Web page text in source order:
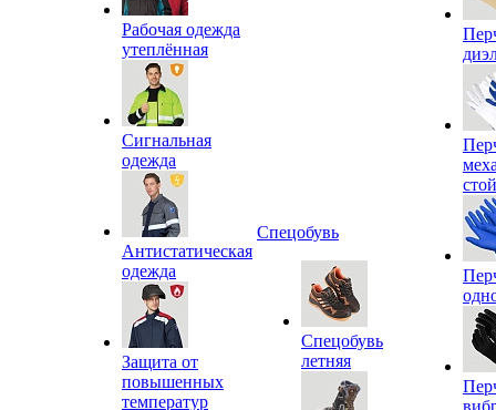
Рабочая одежда
утеплённая
Сигнальная
одежда
Антистатическая
одежда
Защита от
повышенных
температур
Спецобувь
Спецобувь
летняя